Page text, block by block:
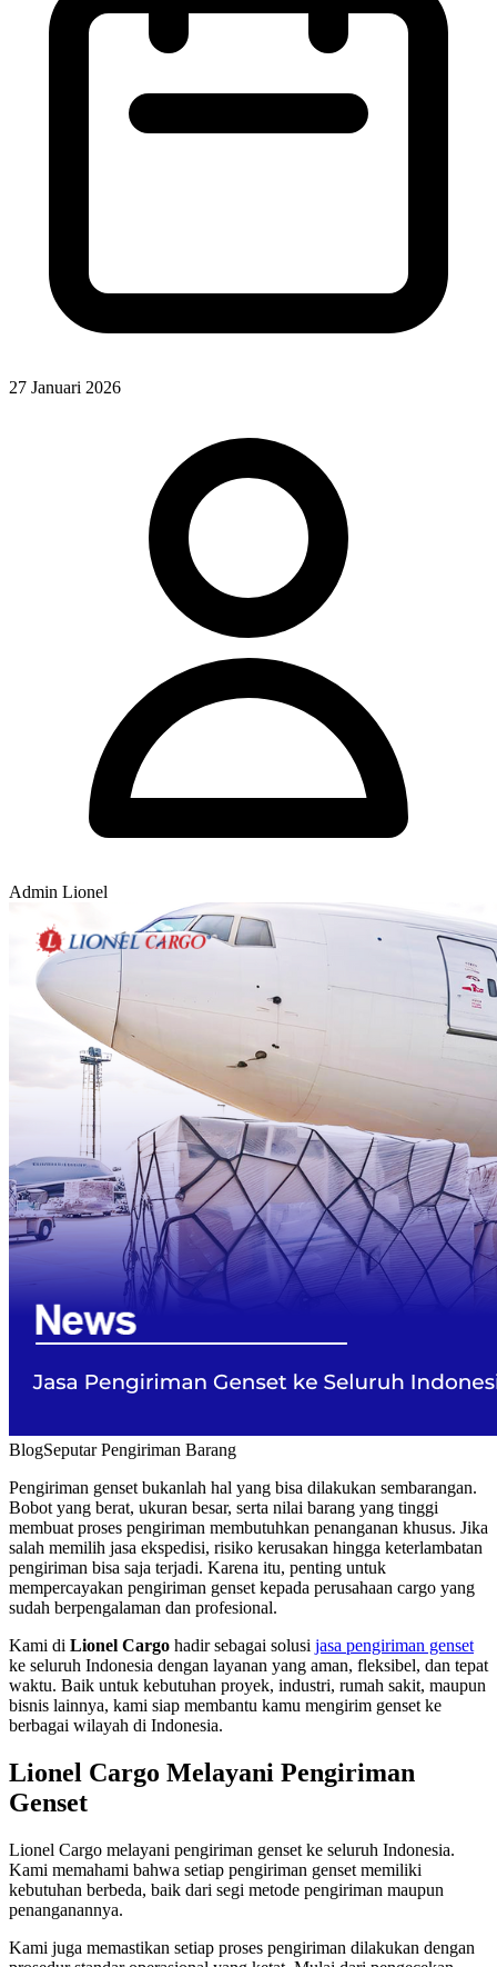
27 Januari 2026
Admin Lionel
BlogSeputar Pengiriman Barang
Pengiriman genset bukanlah hal yang bisa dilakukan sembarangan.
Bobot yang berat, ukuran besar, serta nilai barang yang tinggi
membuat proses pengiriman membutuhkan penanganan khusus. Jika
salah memilih jasa ekspedisi, risiko kerusakan hingga keterlambatan
pengiriman bisa saja terjadi. Karena itu, penting untuk
mempercayakan pengiriman genset kepada perusahaan cargo yang
sudah berpengalaman dan profesional.
Kami di Lionel Cargo hadir sebagai solusi jasa pengiriman genset
ke seluruh Indonesia dengan layanan yang aman, fleksibel, dan tepat
waktu. Baik untuk kebutuhan proyek, industri, rumah sakit, maupun
bisnis lainnya, kami siap membantu kamu mengirim genset ke
berbagai wilayah di Indonesia.
Lionel Cargo Melayani Pengiriman
Genset
Lionel Cargo melayani pengiriman genset ke seluruh Indonesia.
Kami memahami bahwa setiap pengiriman genset memiliki
kebutuhan berbeda, baik dari segi metode pengiriman maupun
penanganannya.
Kami juga memastikan setiap proses pengiriman dilakukan dengan